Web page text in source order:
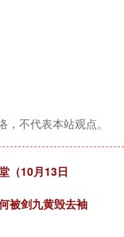
不代表本站观点。
（10月13日
被剑九黄毁去袖